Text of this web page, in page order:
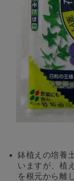
鉢植えの培養
いますが、植
を根元から離